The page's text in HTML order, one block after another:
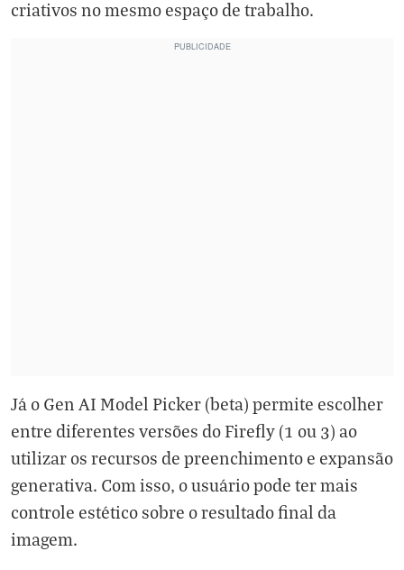
criativos no mesmo espaço de trabalho.
Já o Gen AI Model Picker (beta) permite escolher
entre diferentes versões do Firefly (1 ou 3) ao
utilizar os recursos de preenchimento e expansão
generativa. Com isso, o usuário pode ter mais
controle estético sobre o resultado final da
imagem.